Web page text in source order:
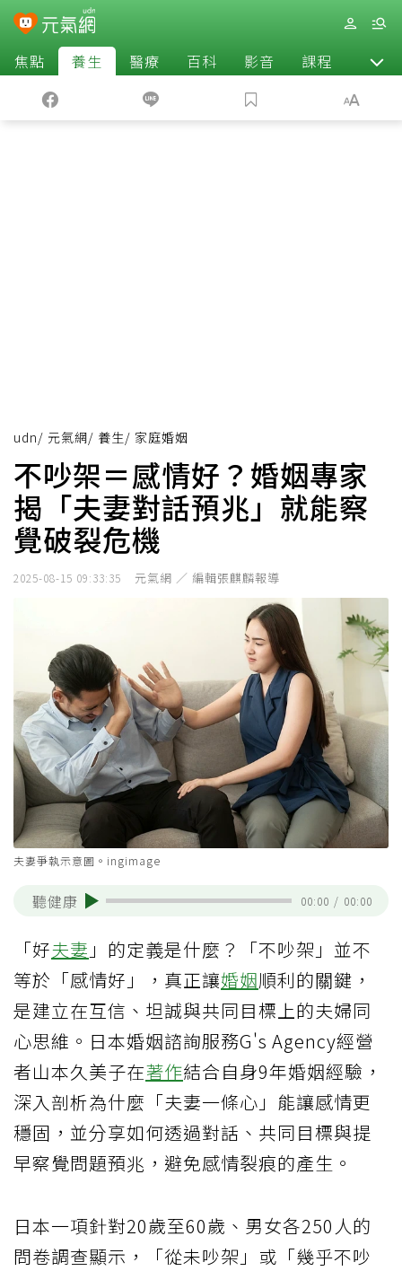
焦點 養生 醫療 百科 影音 課程 退休
udn/ 元氣網/ 養生/ 家庭婚姻
不吵架＝感情好？婚姻專家
揭「夫妻對話預兆」就能察
覺破裂危機
2025-08-15 09:33:35 元氣網 ／ 編輯張麒麟報導
夫妻爭執示意圖。ingimage
聽健康 00:00 / 00:00
「好夫妻 」的定義是什麼？「不吵架」並不
等於「感情好」，真正讓婚姻順利的關鍵，
是建立在互信、坦誠與共同目標上的夫婦同
心思維。日本婚姻諮詢服務G's Agency經營
者山本久美子在著作結合自身9年婚姻經驗，
深入剖析為什麼「夫妻一條心」能讓感情更
穩固，並分享如何透過對話、共同目標與提
早察覺問題預兆，避免感情裂痕的產生。
日本一項針對20歲至60歲、男女各250人的
問卷調查顯示，「從未吵架」或「幾乎不吵